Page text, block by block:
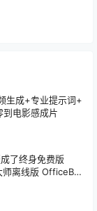
生成+专业提示词+
电影感成片
了终身免费版
离线版 OfficeBo